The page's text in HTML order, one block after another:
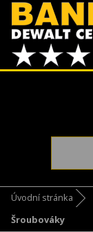
Úvodní stránka
Šroubováky